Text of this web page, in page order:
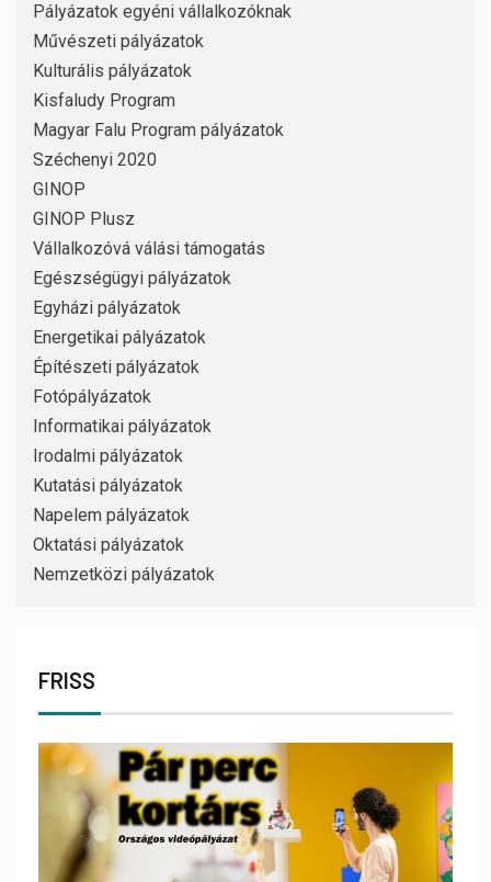
Pályázatok egyéni vállalkozóknak
Művészeti pályázatok
Kulturális pályázatok
Kisfaludy Program
Magyar Falu Program pályázatok
Széchenyi 2020
GINOP
GINOP Plusz
Vállalkozóvá válási támogatás
Egészségügyi pályázatok
Egyházi pályázatok
Energetikai pályázatok
Építészeti pályázatok
Fotópályázatok
Informatikai pályázatok
Irodalmi pályázatok
Kutatási pályázatok
Napelem pályázatok
Oktatási pályázatok
Nemzetközi pályázatok
FRISS